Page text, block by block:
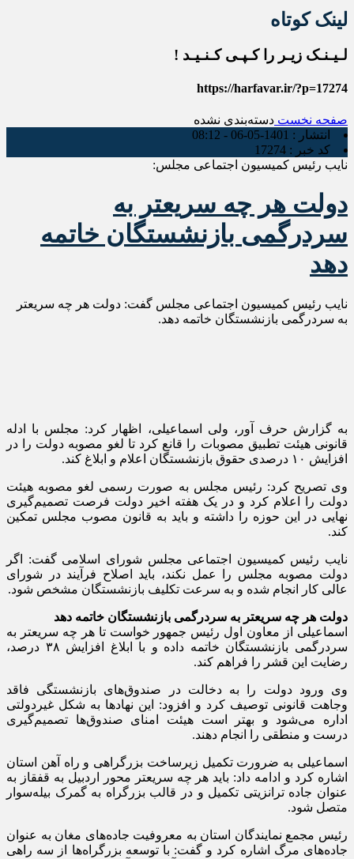
لینک کوتاه
لـیـنـک زیـر را کـپـی کـنـیـد !
https://harfavar.ir/?p=17274
صفحه نخست دسته‌بندی نشده
انتشار : 1401-05-06 - 08:12
کد خبر : 17274
نایب رئیس کمیسیون اجتماعی مجلس:
دولت هر چه سریعتر به
سردرگمی بازنشستگان خاتمه
دهد
نایب رئیس کمیسیون اجتماعی مجلس گفت: دولت هر چه سریعتر
به سردرگمی بازنشستگان خاتمه دهد.
به گزارش حرف آور، ولی اسماعیلی، اظهار کرد: مجلس با ادله
قانونی هیئت تطبیق مصوبات را قانع کرد تا لغو مصوبه دولت را در
افزایش ۱۰ درصدی حقوق بازنشستگان اعلام و ابلاغ کند.
وی تصریح کرد: رئیس مجلس به صورت رسمی لغو مصوبه هیئت
دولت را اعلام کرد و در یک هفته اخیر دولت فرصت تصمیم‌گیری
نهایی در این حوزه را داشته و باید به قانون مصوب مجلس تمکین
کند.
نایب رئیس کمیسیون اجتماعی مجلس شورای اسلامی گفت: اگر
دولت مصوبه مجلس را عمل نکند، باید اصلاح فرآیند در شورای
عالی کار انجام شده و به سرعت تکلیف بازنشستگان مشخص شود.
دولت هر چه سریعتر به سردرگمی بازنشستگان خاتمه دهد
اسماعیلی از معاون اول رئیس جمهور خواست تا هر چه سریعتر به
سردرگمی بازنشستگان خاتمه داده و با ابلاغ افزایش ۳۸ درصد،
رضایت این قشر را فراهم کند.
وی ورود دولت را به دخالت در صندوق‌های بازنشستگی فاقد
وجاهت قانونی توصیف کرد و افزود: این نهادها به شکل غیردولتی
اداره می‌شود و بهتر است هیئت امنای صندوق‌ها تصمیم‌گیری
درست و منطقی را انجام دهند.
اسماعیلی به ضرورت تکمیل زیرساخت بزرگراهی و راه آهن استان
اشاره کرد و ادامه داد: باید هر چه سریعتر محور اردبیل به قفقاز به
عنوان جاده ترانزیتی تکمیل و در قالب بزرگراه به گمرک بیله‌سوار
متصل شود.
رئیس مجمع نمایندگان استان به معروفیت جاده‌های مغان به عنوان
جاده‌های مرگ اشاره کرد و گفت: با توسعه بزرگراه‌ها از سه راهی